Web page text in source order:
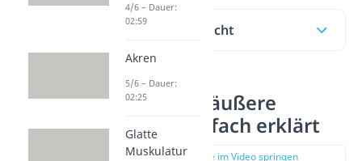
Inhaltsübersicht
Innere und äußere
Atmung einfach erklärt
zur Stelle im Video springen
4/6 – Dauer:
02:59
Akren
5/6 – Dauer:
02:25
Glatte
Muskulatur